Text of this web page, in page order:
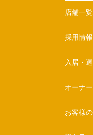
店舗一覧
採用情報
入居・
オーナ
お客様